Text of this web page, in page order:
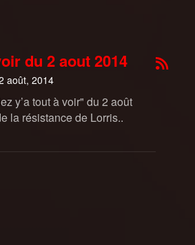
du 2 aout 2014
août, 2014
y’a tout à voir" du 2 août
la résistance de Lorris..